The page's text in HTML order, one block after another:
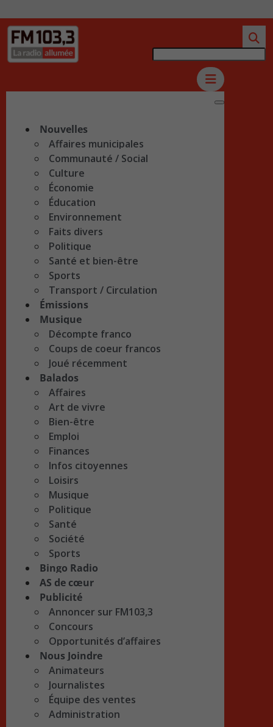
Nouvelles
Affaires municipales
Communauté / Social
Culture
Économie
Éducation
Environnement
Faits divers
Politique
Santé et bien-être
Sports
Transport / Circulation
Émissions
Musique
Décompte franco
Coups de coeur francos
Joué récemment
Balados
Affaires
Art de vivre
Bien-être
Emploi
Finances
Infos citoyennes
Loisirs
Musique
Politique
Santé
Société
Sports
Bingo Radio
AS de cœur
Publicité
Annoncer sur FM103,3
Concours
Opportunités d’affaires
Nous Joindre
Animateurs
Journalistes
Équipe des ventes
Administration